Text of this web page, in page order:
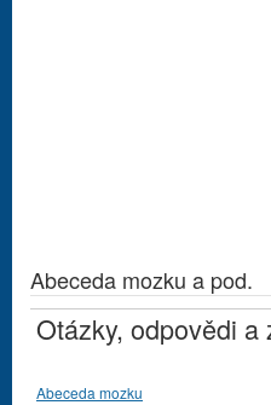
Abeceda mozku a pod.
Otázky, odpovědi a
Abeceda mozku